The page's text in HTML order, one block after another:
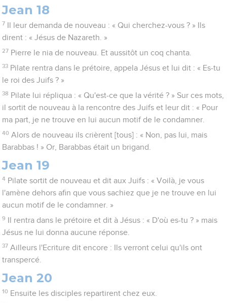
Jean 18
7
Il leur demanda de nouveau : « Qui cherchez-vous ? » Ils
dirent : « Jésus de Nazareth. »
27 Pierre le nia de nouveau. Et aussitôt un coq chanta.
33 Pilate rentra dans le prétoire, appela Jésus et lui dit : « Es-tu
le roi des Juifs ? »
38 Pilate lui répliqua : « Qu'est-ce que la vérité ? » Sur ces mots,
il sortit de nouveau à la rencontre des Juifs et leur dit : « Pour
ma part, je ne trouve en lui aucun motif de le condamner.
40 Alors de nouveau ils crièrent [tous] : « Non, pas lui, mais
Barabbas ! » Or, Barabbas était un brigand.
Jean 19
4 Pilate sortit de nouveau et dit aux Juifs : « Voilà, je vous
l'amène dehors afin que vous sachiez que je ne trouve en lui
aucun motif de le condamner. »
9
Il rentra dans le prétoire et dit à Jésus : « D'où es-tu ? » mais
Jésus ne lui donna aucune réponse.
37 Ailleurs l'Ecriture dit encore : Ils verront celui qu'ils ont
transpercé.
Jean 20
10 Ensuite les disciples repartirent chez eux.